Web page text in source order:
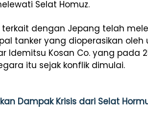
Selat Homuz.
dengan Jepang telah
tanker yang dioperasikan oleh
Idemitsu Kosan Co. yang pada
itu sejak konflik dimulai.
Dampak Krisis dari Selat